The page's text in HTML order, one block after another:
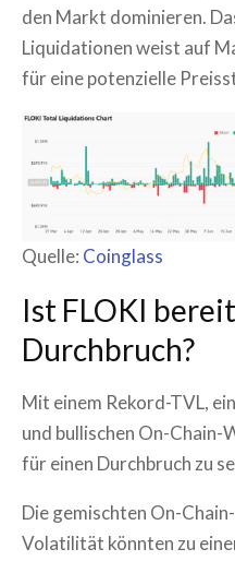
den Markt dominieren.
Liquidationen weist auf
für eine potenzielle
Quelle: Coinglass
Ist FLOKI
Durchbruch?
Mit einem Rekord-TVL,
und bullischen On-Chain-
für einen Durchbruch zu
Die gemischten On-
Volatilität könnten zu